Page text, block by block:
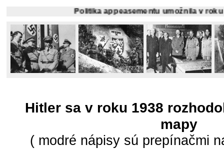
Politika appeasementu umožnila v roku 1938
Hitler sa v roku 1938
mapy
( modré nápisy sú prepínačmi